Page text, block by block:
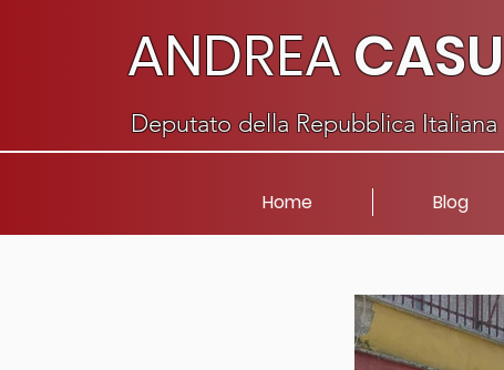
ANDREACASU
Deputato della Repubblica Italiana
Home Blog